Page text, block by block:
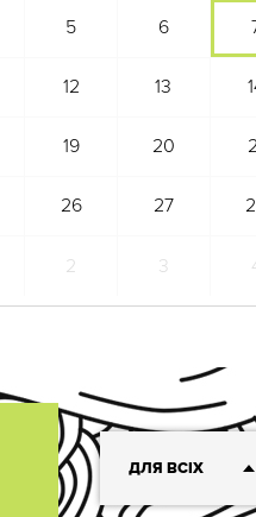
5 6
12 13
19 20
26 27
2 3
ДЛЯ ВСІХ